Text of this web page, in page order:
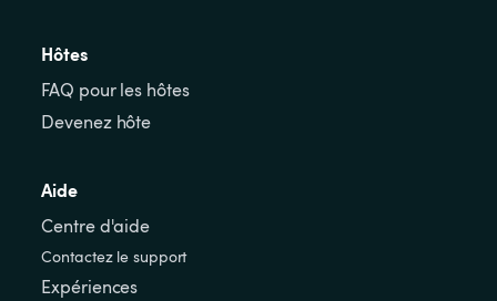
Hôtes
FAQ pour les hôtes
Devenez hôte
Aide
Centre d'aide
Contactez le support
Expériences